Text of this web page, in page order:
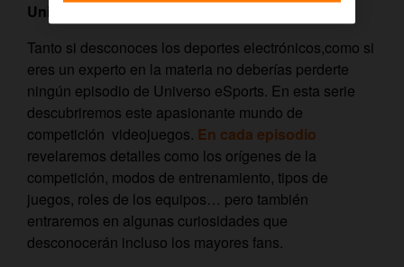
Universo eSports
Tanto si desconoces los deportes electrónicos,como si
eres un experto en la materia no deberías perderte
ningún episodio de Universo eSports. En esta serie
descubriremos este apasionante mundo de
competición videojuegos. En cada episodio
revelaremos detalles como los orígenes de la
competición, modos de entrenamiento, tipos de
juegos, roles de los equipos… pero también
entraremos en algunas curiosidades que
desconocerán incluso los mayores fans.